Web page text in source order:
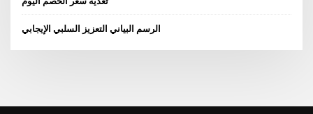
الرسم البياني التعزيز السلبي الإيجابي